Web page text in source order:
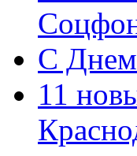
С
11